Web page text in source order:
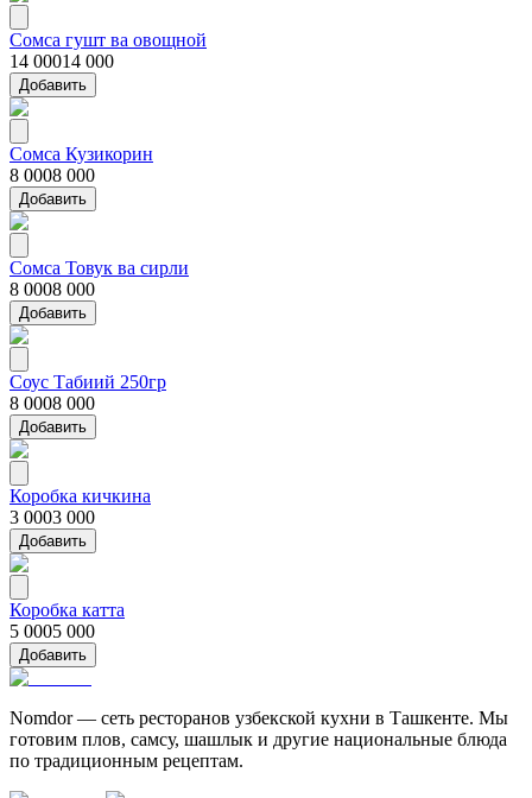
Сомса гушт ва овощной
14 00014 000
Добавить
Сомса Кузикорин
8 0008 000
Добавить
Сомса Товук ва сирли
8 0008 000
Добавить
Соус Табиий 250гр
8 0008 000
Добавить
Коробка кичкина
3 0003 000
Добавить
Коробка катта
5 0005 000
Добавить
Nomdor — сеть ресторанов узбекской кухни в Ташкенте. Мы
готовим плов, самсу, шашлык и другие национальные блюда
по традиционным рецептам.